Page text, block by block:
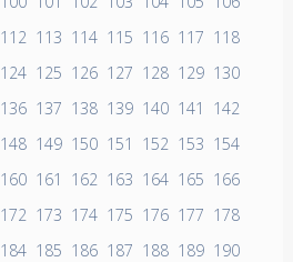
112 113 114 115 116 117 118
124 125 126 127 128 129 130
136 137 138 139 140 141
142
148 149 150 151 152 153 154
160 161 162 163 164 165 166
172 173 174 175 176 177 178
184 185 186 187 188 189 190